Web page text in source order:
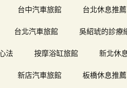
台中汽車旅館 台北休息推薦
台北汽車旅館 吳紹琥的診療
法 按摩浴缸旅館 新北休
新店汽車旅館 板橋休息推薦